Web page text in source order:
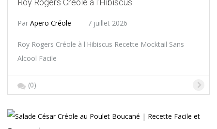
Roy Rogers Créole à l’Hibiscus
Par Apero Créole 7 juillet 2026
Roy Rogers Créole à l'Hibiscus Recette Mocktail Sans
Alcool Facile
(0)